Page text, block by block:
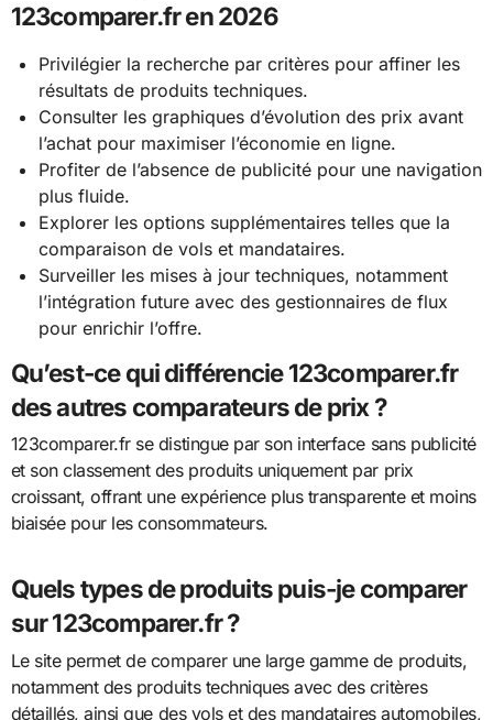
123comparer.fr en 2026
Privilégier la recherche par critères pour affiner les
résultats de produits techniques.
Consulter les graphiques d’évolution des prix avant
l’achat pour maximiser l’économie en ligne.
Profiter de l’absence de publicité pour une navigation
plus fluide.
Explorer les options supplémentaires telles que la
comparaison de vols et mandataires.
Surveiller les mises à jour techniques, notamment
l’intégration future avec des gestionnaires de flux
pour enrichir l’offre.
Qu’est-ce qui différencie 123comparer.fr
des autres comparateurs de prix ?
123comparer.fr se distingue par son interface sans publicité
et son classement des produits uniquement par prix
croissant, offrant une expérience plus transparente et moins
biaisée pour les consommateurs.
Quels types de produits puis-je comparer
sur 123comparer.fr ?
Le site permet de comparer une large gamme de produits,
notamment des produits techniques avec des critères
détaillés, ainsi que des vols et des mandataires automobiles,